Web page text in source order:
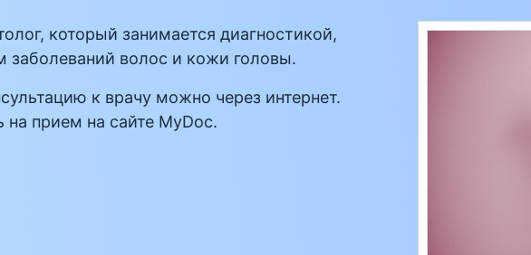
который занимается диагностикой,
заболеваний волос и кожи головы.
к врачу можно через интернет.
прием на сайте MyDoc.